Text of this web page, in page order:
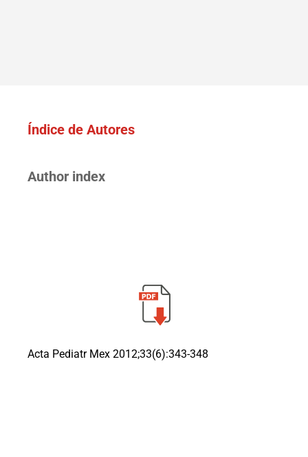
Índice de Autores
Author index
Acta Pediatr Mex 2012;33(6):343-348